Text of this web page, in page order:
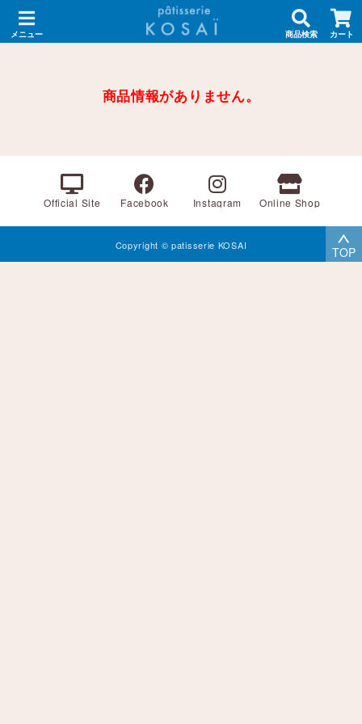
メニュー 商品検索 カート
商品情報がありません。
Official Site Facebook Instagram Online Shop
Copyright © patisserie KOSAI